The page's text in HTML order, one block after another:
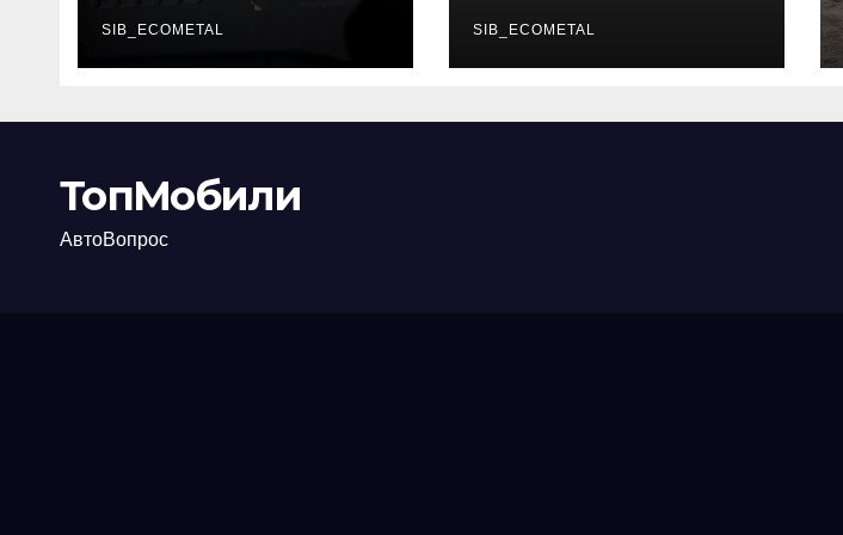
каково их
основное
назначение
SIB_ECOMETAL
актуальных
профессий
SIB_ECOMETAL
ТопМобили
АвтоВопрос